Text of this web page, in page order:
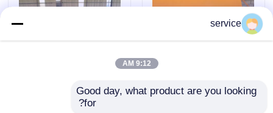
اتصل بنا
التفتيش الخارجي
service
9:12 AM
Good day, what product are you looking
for?